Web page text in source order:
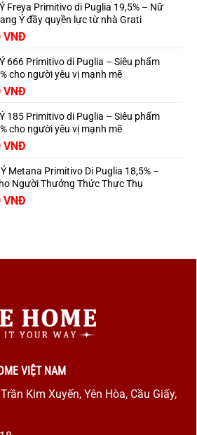
Freya Primitivo di Puglia 19,5% – Nữ
Ý đầy quyền lực từ nhà Grati
VNĐ
666 Primitivo di Puglia – Siêu phẩm
cho người yêu vị mạnh mẽ
VNĐ
185 Primitivo di Puglia – Siêu phẩm
cho người yêu vị mạnh mẽ
VNĐ
Metana Primitivo Di Puglia 18,5% –
Người Thưởng Thức Thực Thụ
VNĐ
VIỆT NAM
Kim Xuyến, Yên Hòa, Cầu Giấy,